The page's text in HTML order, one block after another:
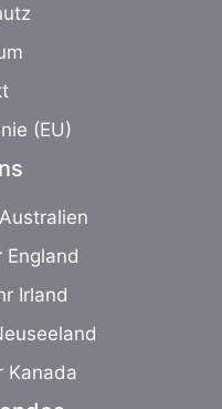
(EU)
England
Irland
Kanada